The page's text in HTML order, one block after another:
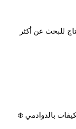
للبحث عن أكثر
بالدوادمي ❄️